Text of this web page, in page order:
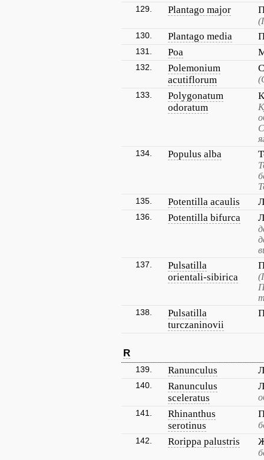
129. Plantago major
130. Plantago media
131. Poa
132.
Polemonium
acutiflorum
133.
Polygonatum
odoratum
134. Populus alba
135. Potentilla acaulis
136. Potentilla bifurca
137.
Pulsatilla
orientali-sibirica
138.
Pulsatilla
turczaninovii
R
139. Ranunculus
140.
Ranunculus
sceleratus
141.
Rhinanthus
serotinus
142. Rorippa palustris